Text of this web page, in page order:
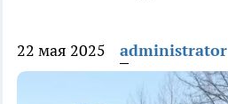
22 мая 2025 administrator